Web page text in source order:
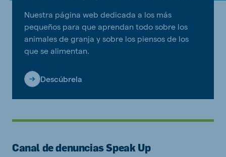
Nuestra página web dedicada a los más
pequeños para que aprendan todo sobre los
animales de granja y sobre los piensos de los
que se alimentan.
Descúbrela
Canal de denuncias Speak Up